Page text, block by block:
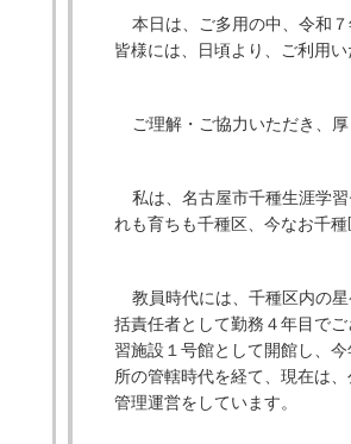
本日は、ご多用の中、令和
皆様には、日頃より、ご利用
ご理解・ご協力いただき、
私は、名古屋市千種生涯
れも育ちも千種区、今なお千
教員時代には、千種区内の
括責任者として勤務４年目で
習施設１号館として開館し、
所の管轄時代を経て、現在は
管理運営をしています。